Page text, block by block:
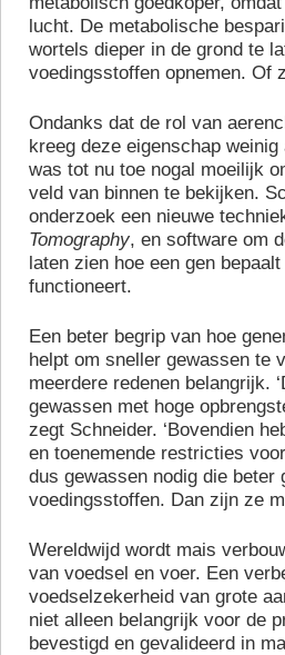
lucht. De metabolische
wortels dieper in de grond te
voedingsstoffen opnemen. Of
Ondanks dat de rol van
kreeg deze eigenschap
was tot nu toe nogal moeilijk
veld van binnen te bekijken.
onderzoek een nieuwe
Tomography, en software om
laten zien hoe een gen
functioneert.
Een beter begrip van hoe
helpt om sneller gewassen te
meerdere redenen belangrijk.
gewassen met hoge
zegt Schneider. ‘Bovendien
en toenemende restricties
dus gewassen nodig die beter
voedingsstoffen. Dan zijn ze
Wereldwijd wordt mais
van voedsel en voer. Een
voedselzekerheid van grote
niet alleen belangrijk voor de
bevestigd en gevalideerd in